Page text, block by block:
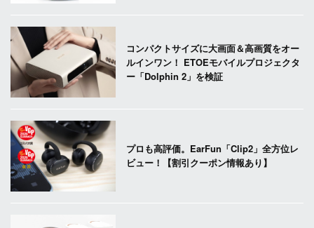
コンパクトサイズに大画面＆高画質をオー
ルインワン！ ETOEモバイルプロジェクタ
ー「Dolphin 2」を検証
プロも高評価。EarFun「Clip2」全方位レ
ビュー！【割引クーポン情報あり】